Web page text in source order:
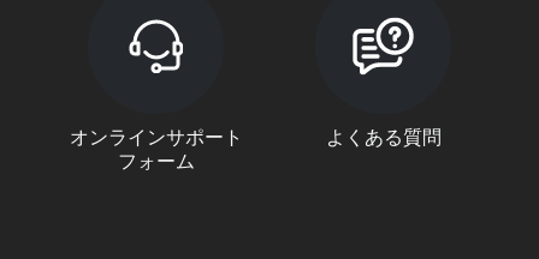
オンラインサポート
フォーム
よくある質問